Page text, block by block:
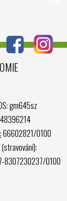
gm645sz
66602821/0100
(stravování):
8307230237/0100